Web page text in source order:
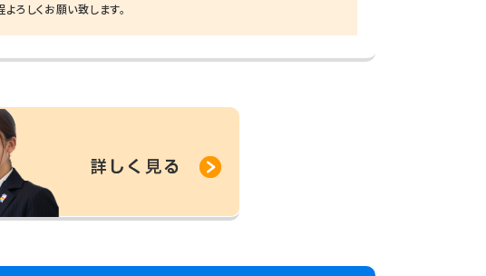
ろしくお願い致します。